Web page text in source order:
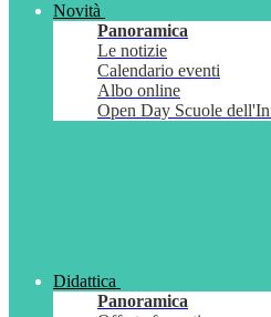
Novità
Panoramica
Le notizie
Calendario eventi
Albo online
Open Day Scuole
Didattica
Panoramica